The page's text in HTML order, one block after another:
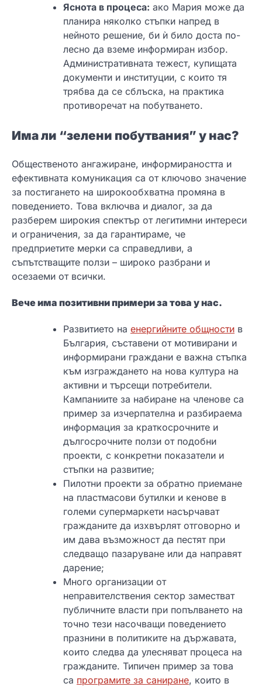
Яснота в процеса: ако Мария може да
планира няколко стъпки напред в
нейното решение, би ѝ било доста по-
лесно да вземе информиран избор.
Административната тежест, купищата
документи и институции, с които тя
трябва да се сблъска, на практика
противоречат на побутването.
Има ли “зелени побутвания” у нас?
Общественото ангажиране, информираността и
ефективната комуникация са от ключово значение
за постигането на широкообхватна промяна в
поведението. Това включва и диалог, за да
разберем широкия спектър от легитимни интереси
и ограничения, за да гарантираме, че
предприетите мерки са справедливи, а
съпътстващите ползи – широко разбрани и
осезаеми от всички.
Вече има позитивни примери за това у нас.
Развитието на енергийните общности в
България, съставени от мотивирани и
информирани граждани е важна стъпка
към изграждането на нова култура на
активни и търсещи потребители.
Кампаниите за набиране на членове са
пример за изчерпателна и разбираема
информация за краткосрочните и
дългосрочните ползи от подобни
проекти, с конкретни показатели и
стъпки на развитие;
Пилотни проекти за обратно приемане
на пластмасови бутилки и кенове в
големи супермаркети насърчават
гражданите да изхвърлят отговорно и
им дава възможност да пестят при
следващо пазаруване или да направят
дарение;
Много организации от
неправителствения сектор заместват
публичните власти при попълването на
точно тези насочващи поведението
празнини в политиките на държавата,
които следва да улесняват процеса на
гражданите. Типичен пример за това
са програмите за саниране, които в